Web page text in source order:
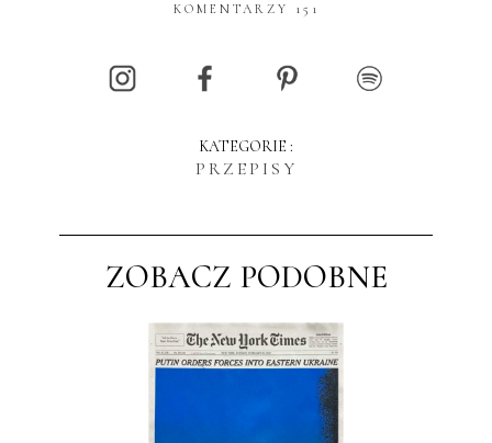
KOMENTARZY 151
KATEGORIE :
PRZEPISY
ZOBACZ PODOBNE